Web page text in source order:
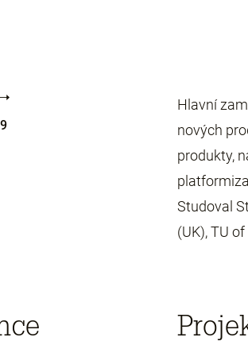
Hlavní
nových
produkty,
Studoval
(UK), TU